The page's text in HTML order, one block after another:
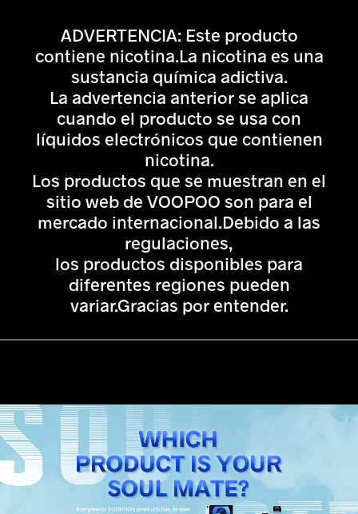
ADVERTENCIA: Este producto
contiene nicotina.La nicotina es una
sustancia química adictiva.
La advertencia anterior se aplica
cuando el producto se usa con
líquidos electrónicos que contienen
nicotina.
Los productos que se muestran en el
sitio web de VOOPOO son para el
mercado internacional.Debido a las
regulaciones,
los productos disponibles para
diferentes regiones pueden
variar.Gracias por entender.